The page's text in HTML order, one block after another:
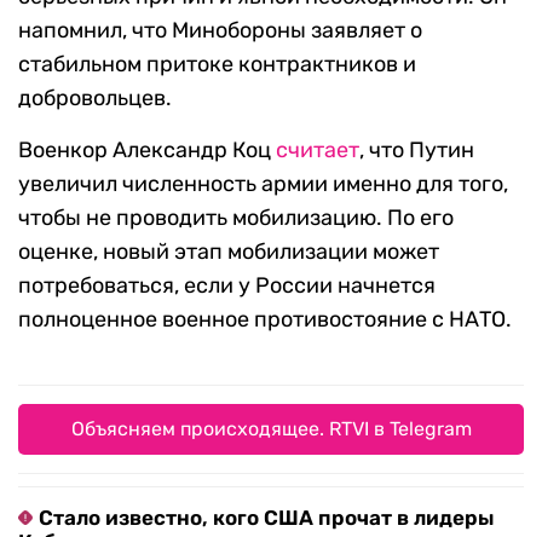
напомнил, что Минобороны заявляет о
стабильном притоке контрактников и
добровольцев.
Военкор Александр Коц считает, что Путин
увеличил численность армии именно для того,
чтобы не проводить мобилизацию. По его
оценке, новый этап мобилизации может
потребоваться, если у России начнется
полноценное военное противостояние с НАТО.
Объясняем происходящее. RTVI в Telegram
Стало известно, кого США прочат в лидеры